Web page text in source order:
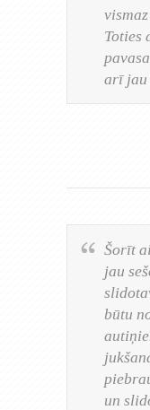
Toties
arī jau
Šorīt
jau
būtu
un